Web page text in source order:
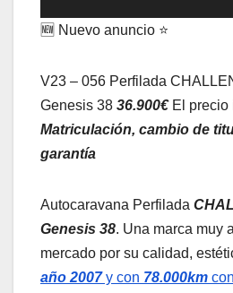
🆕 Nuevo anuncio ⭐
V23 – 056 Perfilada
Genesis 38 36.900€El precio
Matriculación, cambio de
garantía
Autocaravana Perfilada
Genesis 38. Una marca muy
mercado por su calidad,
año 2007y con 78.000km